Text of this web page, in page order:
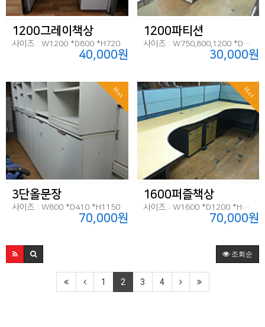
1200그레이책상
사이즈 : W1200 *D800 *H720
40,000원
1200파티션
사이즈 : W750,800,1200 *D45 *H1200
30,000원
Hot
3단올문장
사이즈 : W800 *D410 *H1150
70,000원
Hot
1600퍼즐책상
사이즈 : W1600 *D1200 *H720
70,000원
조회순
1 2 3 4